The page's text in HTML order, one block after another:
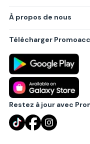
Produits
Villes principales
À propos de nous
Politique de
Règlements
Partenariat B2B
Blog
Contact
Télécharger
Restez à jour avec